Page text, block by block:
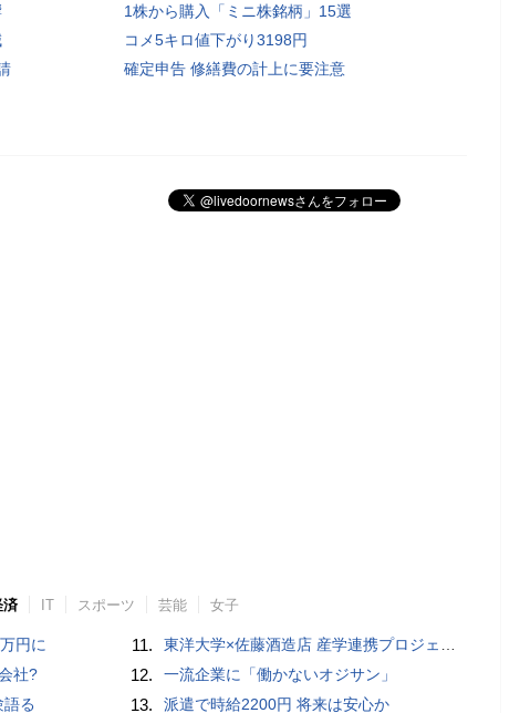
1株から購入「ミニ株銘柄」15選
コメ5キロ値下がり3198円
確定申告 修繕費の計上に要注意
済 IT スポーツ 芸能 女子
円に
社?
る
11. 東洋大学×佐藤酒造店 産学連携プロジェクト 毎年異なる花の酵母で醸造、東洋大学オリジナル日本酒第四弾「越生梅林 エスティNo.4」発売開始
12. 一流企業に「働かないオジサン」
13. 派遣で時給2200円 将来は安心か